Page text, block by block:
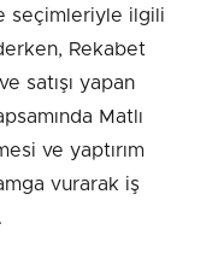
seçimleriyle ilgili
Rekabet
satışı yapan
Matlı
ve yaptırım
vurarak iş